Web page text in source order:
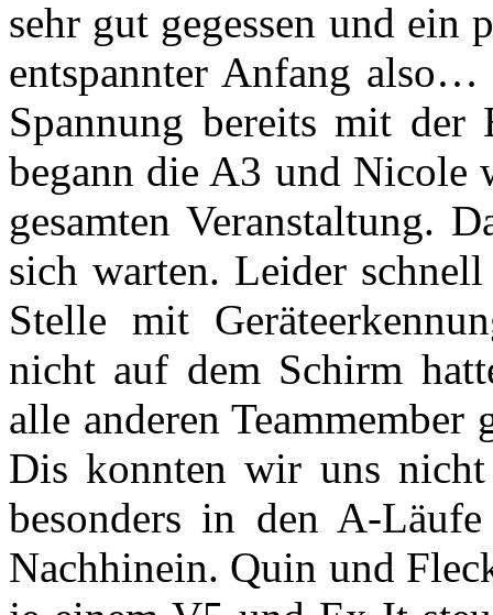
sehr gut gegessen und ein
entspannter Anfang
Spannung bereits mit
begann die A3 und Nicole
gesamten Veranstaltung.
sich warten. Leider
Stelle mit
nicht auf dem Schirm
alle anderen
Dis konnten wir uns
besonders in den A-
Nachhinein. Quin und